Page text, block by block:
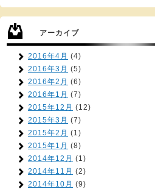
アーカイブ
2016年4月 (4)
2016年3月 (5)
2016年2月 (6)
2016年1月 (7)
2015年12月 (12)
2015年3月 (7)
2015年2月 (1)
2015年1月 (8)
2014年12月 (1)
2014年11月 (2)
2014年10月 (9)